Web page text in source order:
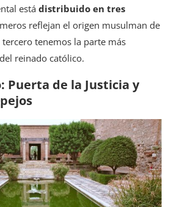
está distribuido en tres
reflejan el origen musulman de
tenemos la parte más
reinado católico.
Puerta de la Justicia y